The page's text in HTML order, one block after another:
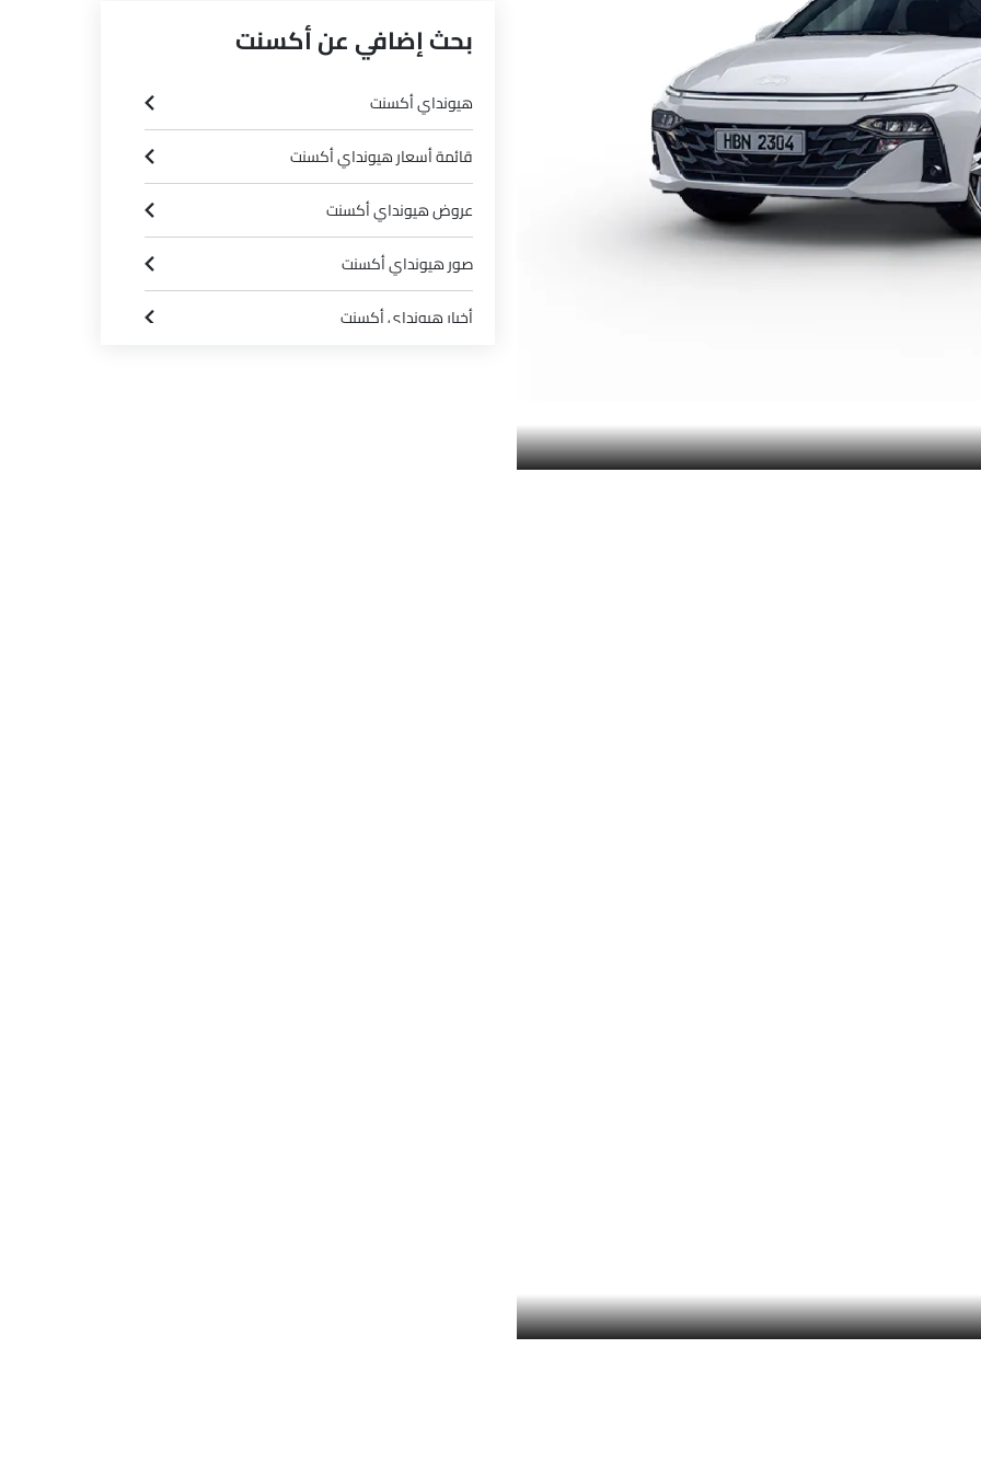
بحث إضافي عن أكسنت
هيونداي أكسنت
قائمة أسعار هيونداي أكسنت
عروض هيونداي أكسنت
صور هيونداي أكسنت
أخبار هيونداي أكسنت